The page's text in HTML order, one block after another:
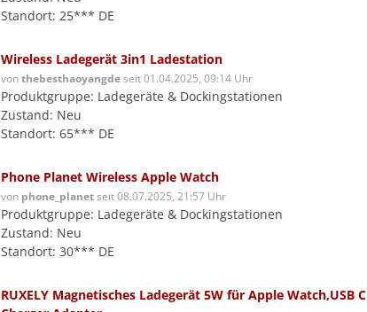
Standort: 25*** DE
Wireless Ladegerät 3in1 Ladestation
vonthebesthaoyangdeseit 01.04.2025, 09:14 Uhr
Produktgruppe: Ladegeräte & Dockingstationen
Zustand: Neu
Standort: 65*** DE
Phone Planet Wireless Apple Watch
von phone_planetseit 08.07.2025, 21:57 Uhr
Produktgruppe: Ladegeräte & Dockingstationen
Zustand: Neu
Standort: 30*** DE
RUXELY Magnetisches Ladegerät 5W für Apple Watch,USB C